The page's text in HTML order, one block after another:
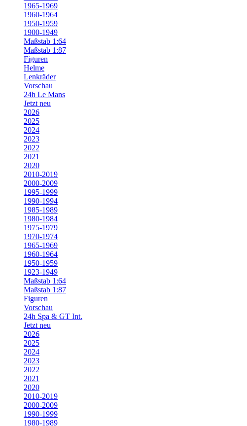
1965-1969
1960-1964
1950-1959
1900-1949
Maßstab 1:64
Maßstab 1:87
Figuren
Helme
Lenkräder
Vorschau
24h Le Mans
Jetzt neu
2026
2025
2024
2023
2022
2021
2020
2010-2019
2000-2009
1995-1999
1990-1994
1985-1989
1980-1984
1975-1979
1970-1974
1965-1969
1960-1964
1950-1959
1923-1949
Maßstab 1:64
Maßstab 1:87
Figuren
Vorschau
24h Spa & GT Int.
Jetzt neu
2026
2025
2024
2023
2022
2021
2020
2010-2019
2000-2009
1990-1999
1980-1989